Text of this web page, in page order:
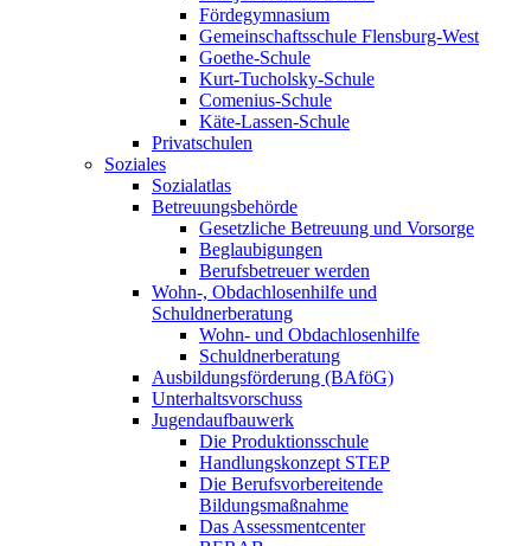
Fördegymnasium
Gemeinschaftsschule Flensburg-West
Goethe-Schule
Kurt-Tucholsky-Schule
Comenius-Schule
Käte-Lassen-Schule
Privatschulen
Soziales
Sozialatlas
Betreuungsbehörde
Gesetzliche Betreuung und Vorsorge
Beglaubigungen
Berufsbetreuer werden
Wohn-, Obdachlosenhilfe und
Schuldnerberatung
Wohn- und Obdachlosenhilfe
Schuldnerberatung
Ausbildungsförderung (BAföG)
Unterhaltsvorschuss
Jugendaufbauwerk
Die Produktionsschule
Handlungskonzept STEP
Die Berufsvorbereitende
Bildungsmaßnahme
Das Assessmentcenter